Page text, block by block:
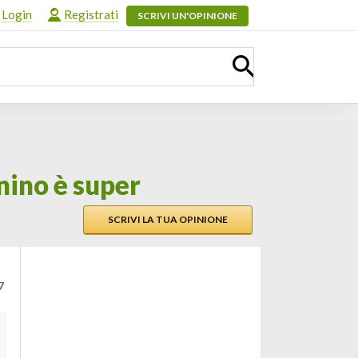
Login Registrati SCRIVI UN'OPINIONE
è super
SCRIVI LA TUA OPINIONE